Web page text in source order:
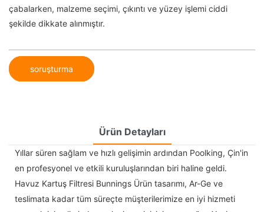
çabalarken, malzeme seçimi, çıkıntı ve yüzey işlemi ciddi
şekilde dikkate alınmıştır.
soruşturma
Ürün Detayları
Yıllar süren sağlam ve hızlı gelişimin ardından Poolking, Çin'in
en profesyonel ve etkili kuruluşlarından biri haline geldi.
Havuz Kartuş Filtresi Bunnings Ürün tasarımı, Ar-Ge ve
teslimata kadar tüm süreçte müşterilerimize en iyi hizmeti